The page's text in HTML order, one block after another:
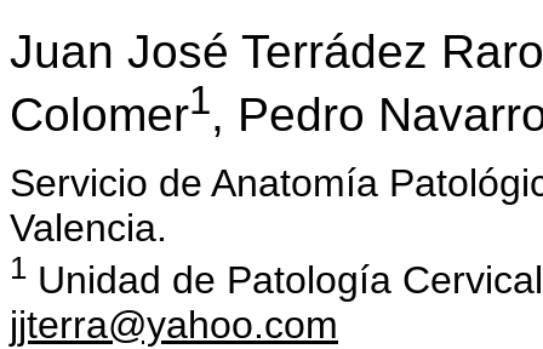
Juan José Terrádez
Colomer1, Pedro
Servicio de Anatomía
Valencia.
1 Unidad de Patología
jjterra@yahoo.com